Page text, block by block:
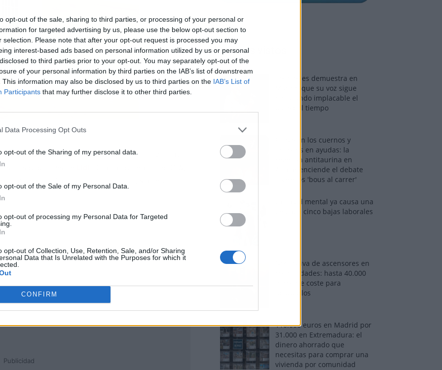
opt-out of the sale, sharing to third parties, or processing of your personal or
for targeted advertising by us, please use the below opt-out section to
selection. Please note that after your opt-out request is processed you may
interest-based ads based on personal information utilized by us or personal
to third parties prior to your opt-out. You may separately opt-out of the
of your personal information by third parties on the IAB’s list of downstream
This information may also be disclosed by us to third parties on the IAB’s List of
Participants that may further disclose it to other third parties.
Data Processing Opt Outs
opt-out of the Sharing of my personal data.
opt-out of the Sale of my Personal Data.
opt-out of processing my Personal Data for Targeted
opt-out of Collection, Use, Retention, Sale, and/or Sharing
Data that Is Unrelated with the Purposes for which it
CONFIRM
de 35 centímetros de altura, comercializado bajo
más populares de
una ventilación constante y efectiva, sin llegar a
Publicidad
Los más vistos
Tom Jones demuestra en
Madrid que su voz sigue
desafiando implacable el
paso del tiempo
Fuego en los cuernos y
millones en ayudas: la
rebelión antitaurina en
Alfafar enciende el debate
sobre los 'bous al carrer'
La salud mental ya causa una
de cada cinco bajas laborales
Normativa de ascensores en
comunidades: hasta 40.000
euros de coste para
adaptarlos
110.000 euros en Madrid por
31.000 en Extremadura: el
dinero ahorrado que
necesitas para comprar una
vivienda por comunidad